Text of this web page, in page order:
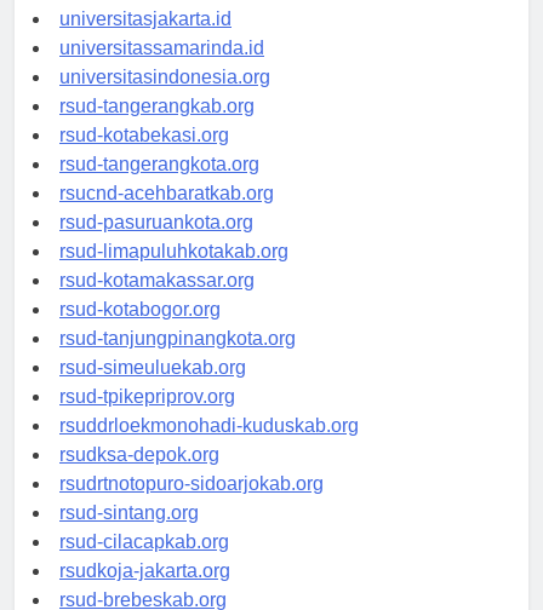
universitassalor.id
universitasjakarta.id
universitassamarinda.id
universitasindonesia.org
rsud-tangerangkab.org
rsud-kotabekasi.org
rsud-tangerangkota.org
rsucnd-acehbaratkab.org
rsud-pasuruankota.org
rsud-limapuluhkotakab.org
rsud-kotamakassar.org
rsud-kotabogor.org
rsud-tanjungpinangkota.org
rsud-simeuluekab.org
rsud-tpikepriprov.org
rsuddrloekmonohadi-kuduskab.org
rsudksa-depok.org
rsudrtnotopuro-sidoarjokab.org
rsud-sintang.org
rsud-cilacapkab.org
rsudkoja-jakarta.org